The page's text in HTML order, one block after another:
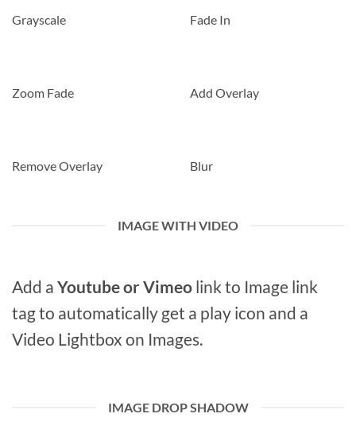
Grayscale Fade In
Zoom Fade Add Overlay
Remove Overlay Blur
IMAGE WITH VIDEO
Add a Youtube or Vimeo link to Image link
tag to automatically get a play icon and a
Video Lightbox on Images.
IMAGE DROP SHADOW